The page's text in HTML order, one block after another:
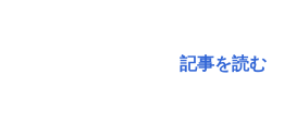
記事を読む